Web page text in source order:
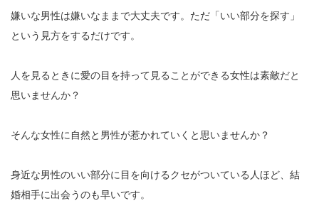
嫌いな男性は嫌いなままで大丈夫です。ただ「いい部分を探す」
という見方をするだけです。
人を見るときに愛の目を持って見ることができる女性は素敵だと
思いませんか？
そんな女性に自然と男性が惹かれていくと思いませんか？
身近な男性のいい部分に目を向けるクセがついている人ほど、結
婚相手に出会うのも早いです。